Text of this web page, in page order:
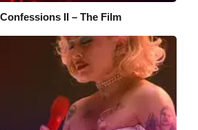
II – The Film